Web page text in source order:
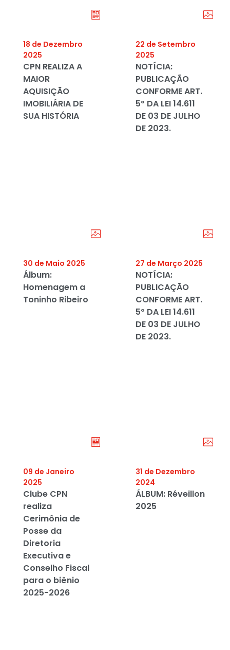
18 de Dezembro
2025
CPN REALIZA A
MAIOR
AQUISIÇÃO
IMOBILIÁRIA DE
SUA HISTÓRIA
22 de Setembro
2025
NOTÍCIA:
PUBLICAÇÃO
CONFORME ART.
5º DA LEI 14.611
DE 03 DE JULHO
DE 2023.
30 de Maio 2025
Álbum:
Homenagem a
Toninho Ribeiro
27 de Março 2025
NOTÍCIA:
PUBLICAÇÃO
CONFORME ART.
5º DA LEI 14.611
DE 03 DE JULHO
DE 2023.
09 de Janeiro
2025
Clube CPN
realiza
Cerimônia de
Posse da
Diretoria
Executiva e
Conselho Fiscal
para o biênio
2025-2026
31 de Dezembro
2024
ÁLBUM: Réveillon
2025